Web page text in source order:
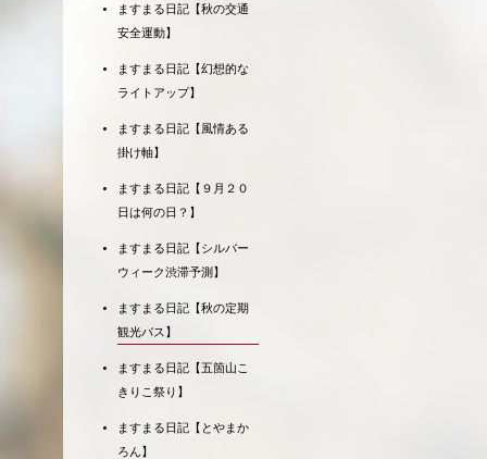
ますまる日記【秋の交通
安全運動】
ますまる日記【幻想的な
ライトアップ】
ますまる日記【風情ある
掛け軸】
ますまる日記【９月２０
日は何の日？】
ますまる日記【シルバー
ウィーク渋滞予測】
ますまる日記【秋の定期
観光バス】
ますまる日記【五箇山こ
きりこ祭り】
ますまる日記【とやまか
ろん】